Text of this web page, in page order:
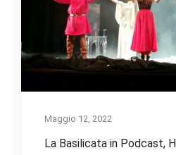
Maggio 12, 2022
La Basilicata in Podcast,